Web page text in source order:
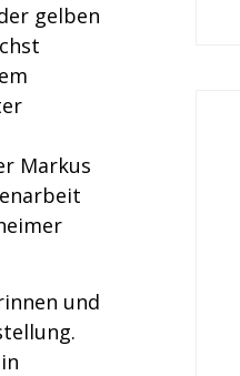
gelben
Markus
und